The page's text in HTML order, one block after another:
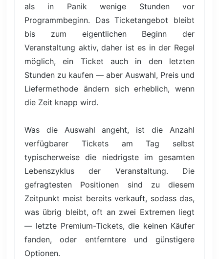
als in Panik wenige Stunden vor
Programmbeginn. Das Ticketangebot bleibt
bis zum eigentlichen Beginn der
Veranstaltung aktiv, daher ist es in der Regel
möglich, ein Ticket auch in den letzten
Stunden zu kaufen — aber Auswahl, Preis und
Liefermethode ändern sich erheblich, wenn
die Zeit knapp wird.
Was die Auswahl angeht, ist die Anzahl
verfügbarer Tickets am Tag selbst
typischerweise die niedrigste im gesamten
Lebenszyklus der Veranstaltung. Die
gefragtesten Positionen sind zu diesem
Zeitpunkt meist bereits verkauft, sodass das,
was übrig bleibt, oft an zwei Extremen liegt
— letzte Premium-Tickets, die keinen Käufer
fanden, oder entferntere und günstigere
Optionen.